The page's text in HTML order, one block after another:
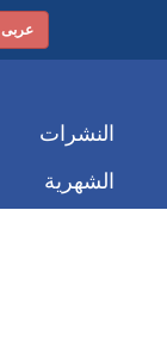
عربى
النشرات
الشهرية